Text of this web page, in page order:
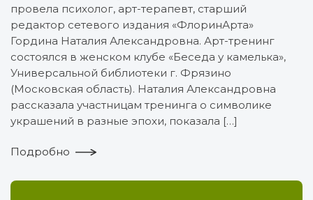
провела психолог, арт-терапевт, старший
редактор сетевого издания «ФлоринАрта»
Гордина Наталия Александровна. Арт-тренинг
состоялся в женском клубе «Беседа у камелька»,
Универсальной библиотеки г. Фрязино
(Московская область). Наталия Александровна
рассказала участницам тренинга о символике
украшений в разные эпохи, показала […]
Подробно